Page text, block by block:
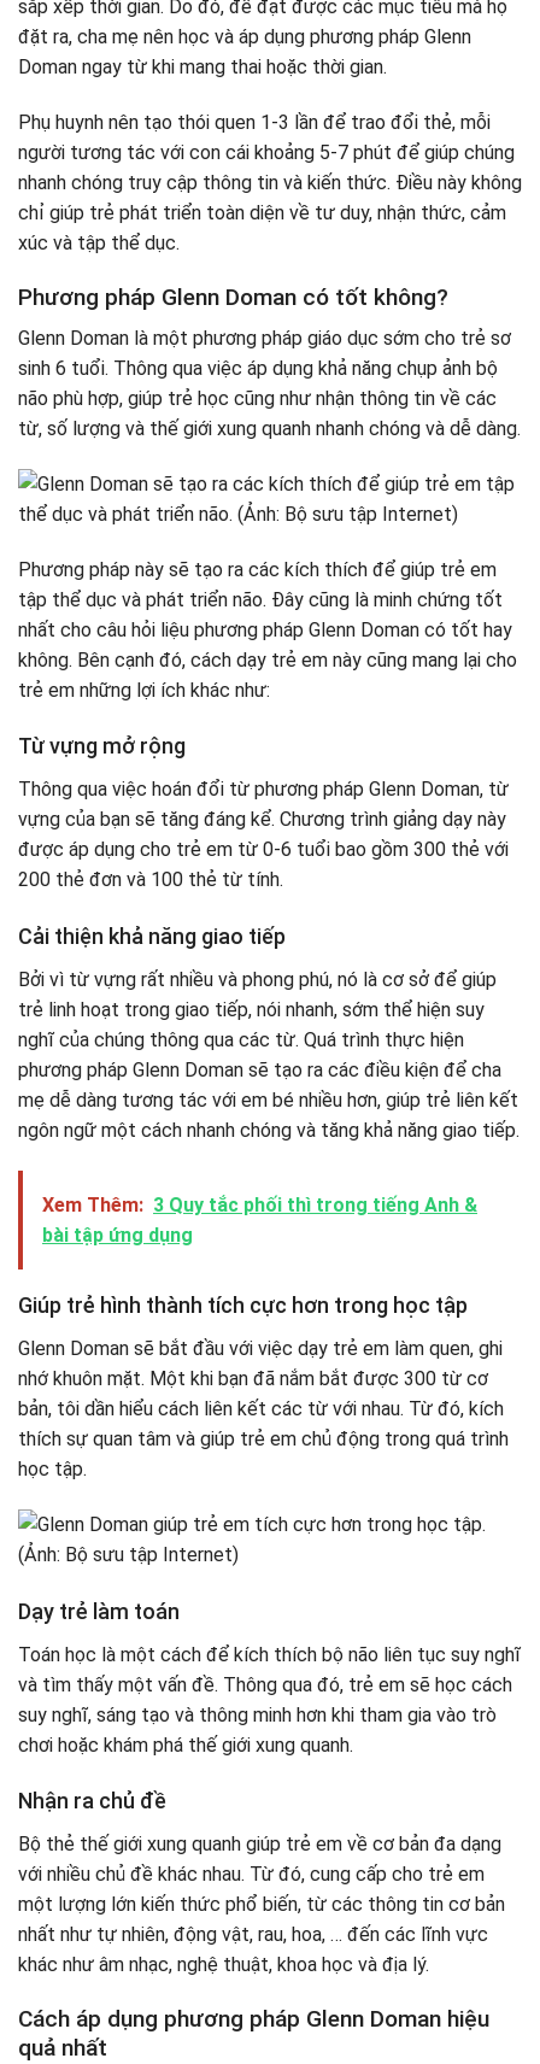
sắp xếp thời gian. Do đó, để đạt được các mục tiêu mà họ
đặt ra, cha mẹ nên học và áp dụng phương pháp Glenn
Doman ngay từ khi mang thai hoặc thời gian.
Phụ huynh nên tạo thói quen 1-3 lần để trao đổi thẻ, mỗi
người tương tác với con cái khoảng 5-7 phút để giúp chúng
nhanh chóng truy cập thông tin và kiến ​​thức. Điều này không
chỉ giúp trẻ phát triển toàn diện về tư duy, nhận thức, cảm
xúc và tập thể dục.
Phương pháp Glenn Doman có tốt không?
Glenn Doman là một phương pháp giáo dục sớm cho trẻ sơ
sinh 6 tuổi. Thông qua việc áp dụng khả năng chụp ảnh bộ
não phù hợp, giúp trẻ học cũng như nhận thông tin về các
từ, số lượng và thế giới xung quanh nhanh chóng và dễ dàng.
Phương pháp này sẽ tạo ra các kích thích để giúp trẻ em
tập thể dục và phát triển não. Đây cũng là minh chứng tốt
nhất cho câu hỏi liệu phương pháp Glenn Doman có tốt hay
không. Bên cạnh đó, cách dạy trẻ em này cũng mang lại cho
trẻ em những lợi ích khác như:
Từ vựng mở rộng
Thông qua việc hoán đổi từ phương pháp Glenn Doman, từ
vựng của bạn sẽ tăng đáng kể. Chương trình giảng dạy này
được áp dụng cho trẻ em từ 0-6 tuổi bao gồm 300 thẻ với
200 thẻ đơn và 100 thẻ từ tính.
Cải thiện khả năng giao tiếp
Bởi vì từ vựng rất nhiều và phong phú, nó là cơ sở để giúp
trẻ linh hoạt trong giao tiếp, nói nhanh, sớm thể hiện suy
nghĩ của chúng thông qua các từ. Quá trình thực hiện
phương pháp Glenn Doman sẽ tạo ra các điều kiện để cha
mẹ dễ dàng tương tác với em bé nhiều hơn, giúp trẻ liên kết
ngôn ngữ một cách nhanh chóng và tăng khả năng giao tiếp.
Xem Thêm: 3 Quy tắc phối thì trong tiếng Anh &
bài tập ứng dụng
Giúp trẻ hình thành tích cực hơn trong học tập
Glenn Doman sẽ bắt đầu với việc dạy trẻ em làm quen, ghi
nhớ khuôn mặt. Một khi bạn đã nắm bắt được 300 từ cơ
bản, tôi dần hiểu cách liên kết các từ với nhau. Từ đó, kích
thích sự quan tâm và giúp trẻ em chủ động trong quá trình
học tập.
Dạy trẻ làm toán
Toán học là một cách để kích thích bộ não liên tục suy nghĩ
và tìm thấy một vấn đề. Thông qua đó, trẻ em sẽ học cách
suy nghĩ, sáng tạo và thông minh hơn khi tham gia vào trò
chơi hoặc khám phá thế giới xung quanh.
Nhận ra chủ đề
Bộ thẻ thế giới xung quanh giúp trẻ em về cơ bản đa dạng
với nhiều chủ đề khác nhau. Từ đó, cung cấp cho trẻ em
một lượng lớn kiến ​​thức phổ biến, từ các thông tin cơ bản
nhất như tự nhiên, động vật, rau, hoa, … đến các lĩnh vực
khác như âm nhạc, nghệ thuật, khoa học và địa lý.
Cách áp dụng phương pháp Glenn Doman hiệu
quả nhất